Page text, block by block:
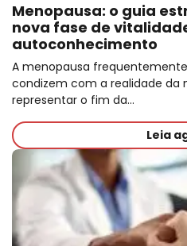
Menopausa: o guia
nova fase de
autoconhecimento
A menopausa
condizem com a realidade da
representar o fim da…
Leia